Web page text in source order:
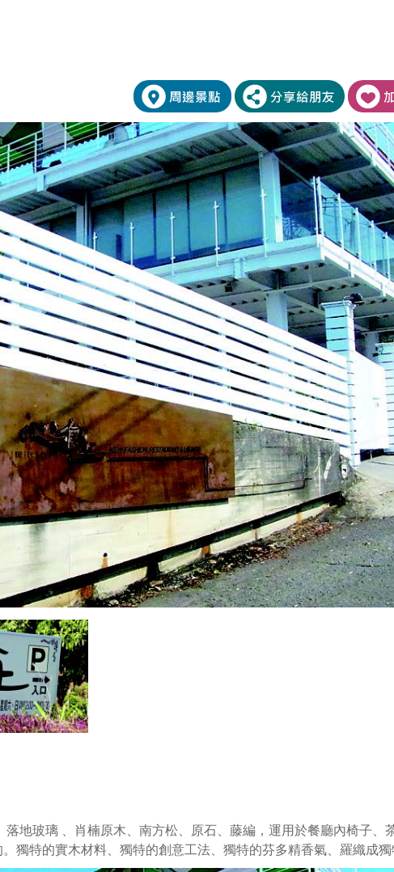
地玻璃 、肖楠原木、南方松、原石、藤編，運用於餐廳內椅子、
獨特的實木材料、獨特的創意工法、獨特的芬多精香氣、羅織成獨